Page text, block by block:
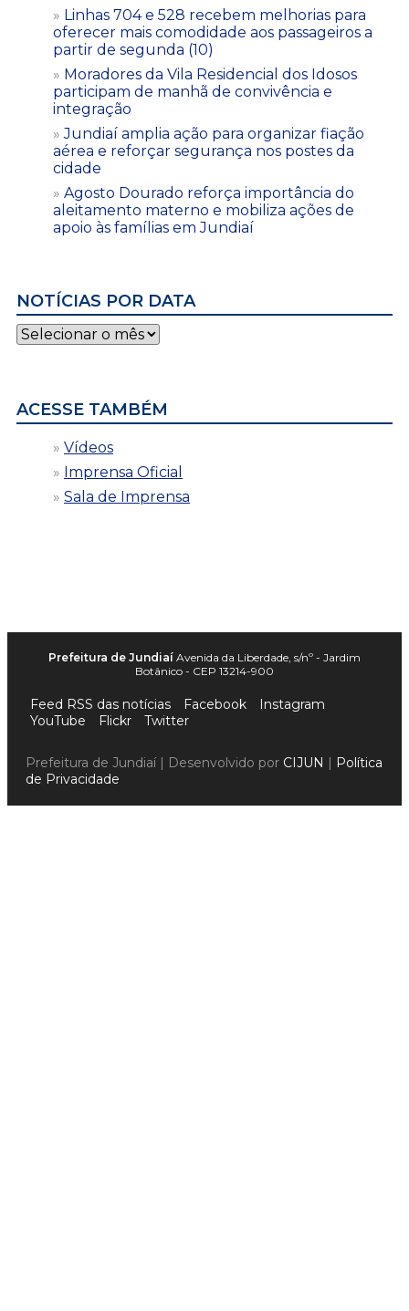
Linhas 704 e 528 recebem melhorias para
oferecer mais comodidade aos passageiros a
partir de segunda (10)
Moradores da Vila Residencial dos Idosos
participam de manhã de convivência e
integração
Jundiaí amplia ação para organizar fiação
aérea e reforçar segurança nos postes da
cidade
Agosto Dourado reforça importância do
aleitamento materno e mobiliza ações de
apoio às famílias em Jundiaí
NOTÍCIAS POR DATA
Notícias
por
ACESSE TAMBÉM
Vídeos
Imprensa Oficial
Sala de Imprensa
Prefeitura de Jundiaí Avenida da Liberdade, s/nº - Jardim
Botânico - CEP 13214-900
Feed RSS das notícias Facebook
Instagram
YouTube
Flickr Twitter
Prefeitura de Jundiaí | Desenvolvido por CIJUN | Política
de Privacidade